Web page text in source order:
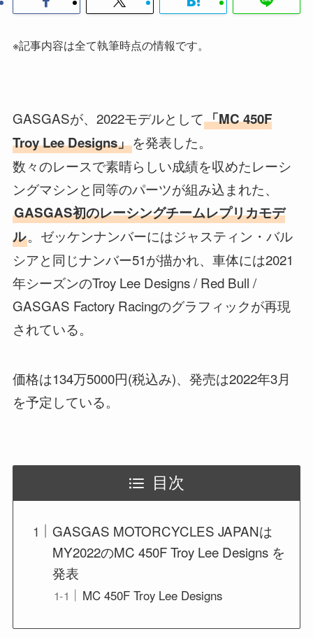
※記事内容は全て執筆時点の情報です。
GASGASが、2022モデルとして「MC 450F
Troy Lee Designs」を発表した。
数々のレースで素晴らしい成績を収めたレーシ
ングマシンと同等のパーツが組み込まれた、
GASGAS初のレーシングチームレプリカモデ
ル。ゼッケンナンバーにはジャスティン・バル
シアと同じナンバー51が描かれ、車体には2021
年シーズンのTroy Lee Designs / Red Bull /
GASGAS Factory Racingのグラフィックが再現
されている。
価格は134万5000円(税込み)、発売は2022年3月
を予定している。
目次
GASGAS MOTORCYCLES JAPANは
MY2022のMC 450F Troy Lee Designs を
発表
MC 450F Troy Lee Designs